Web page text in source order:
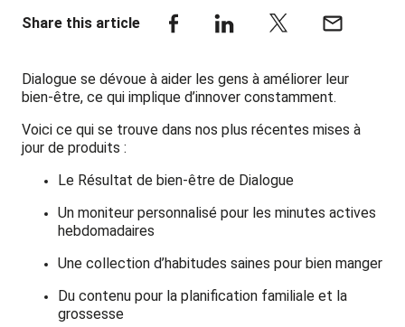
Share this article
Dialogue se dévoue à aider les gens à améliorer leur
bien-être, ce qui implique d’innover constamment.
Voici ce qui se trouve dans nos plus récentes mises à
jour de produits :
Le Résultat de bien-être de Dialogue
Un moniteur personnalisé pour les minutes actives
hebdomadaires
Une collection d’habitudes saines pour bien manger
Du contenu pour la planification familiale et la
grossesse